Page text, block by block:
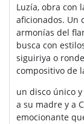
Luzía, obra con
aficionados. Un
armonías del
busca con
siguiriya o
compositivo de
un disco único
a su madre y a
emocionante